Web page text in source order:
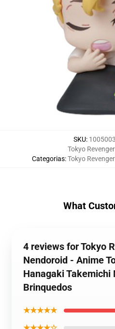
SKU:
Categorias:
Tokyo
Tokyo
What
4 reviews for Tokyo
Nendoroid - Anime
Hanagaki Takemichi
Brinquedos
★★★★★